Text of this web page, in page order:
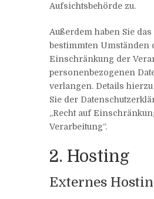
Aufsichtsbehörde zu.
Außerdem haben Sie das
bestimmten Umständen
Einschränkung der
personenbezogenen
verlangen. Details
Sie der
„Recht auf
Verarbeitung“.
2. Hosting
Externes